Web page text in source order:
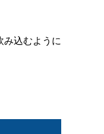
込むように